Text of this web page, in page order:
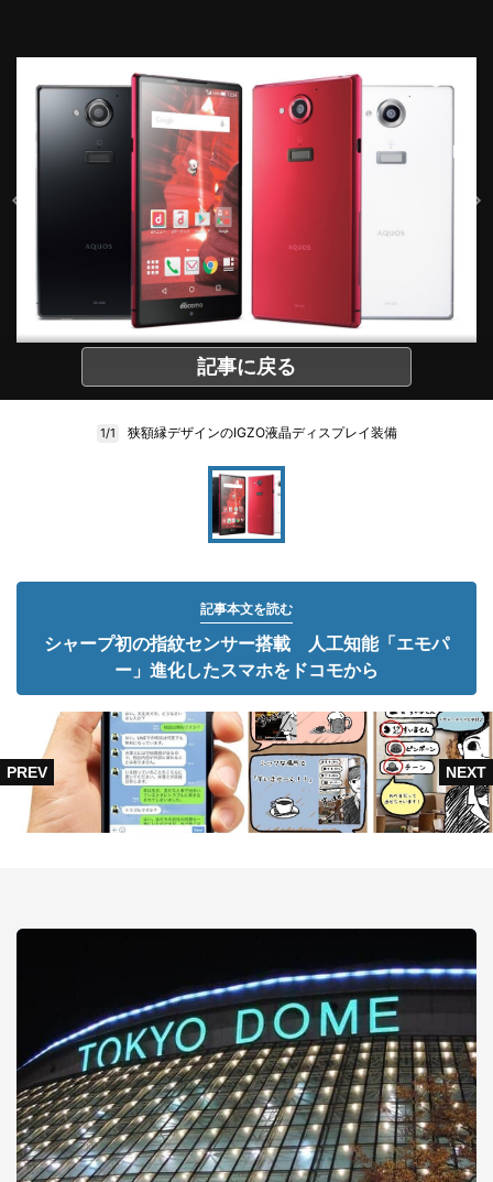
記事に戻る
1/1 狭額縁デザインのIGZO液晶ディスプレイ装備
記事本文を読む
シャープ初の指紋センサー搭載 人工知能「エモパ
ー」進化したスマホをドコモから